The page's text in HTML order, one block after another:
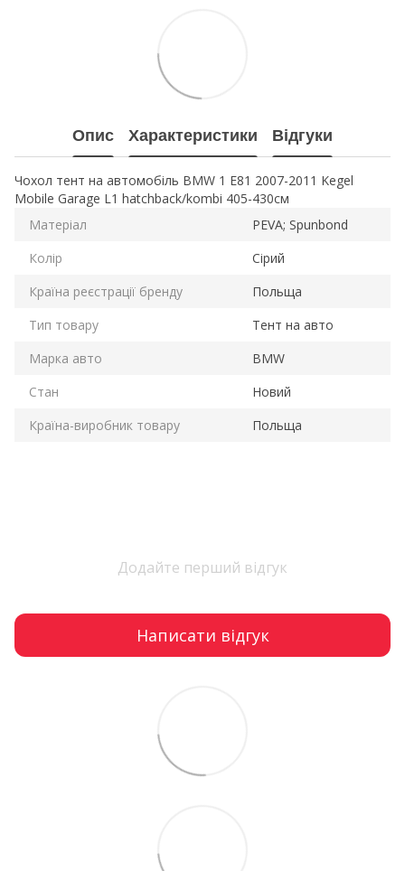
Опис Характеристики Відгуки
Чохол тент на автомобіль BMW 1 E81 2007-2011 Kegel
Mobile Garage L1 hatchback/kombi 405-430см
Матеріал
PEVA; Spunbond
Колір
Сірий
Країна реєстрації бренду
Польща
Тип товару
Тент на авто
Марка авто
BMW
Стан
Новий
Країна-виробник товару
Польща
Додайте перший відгук
Написати відгук